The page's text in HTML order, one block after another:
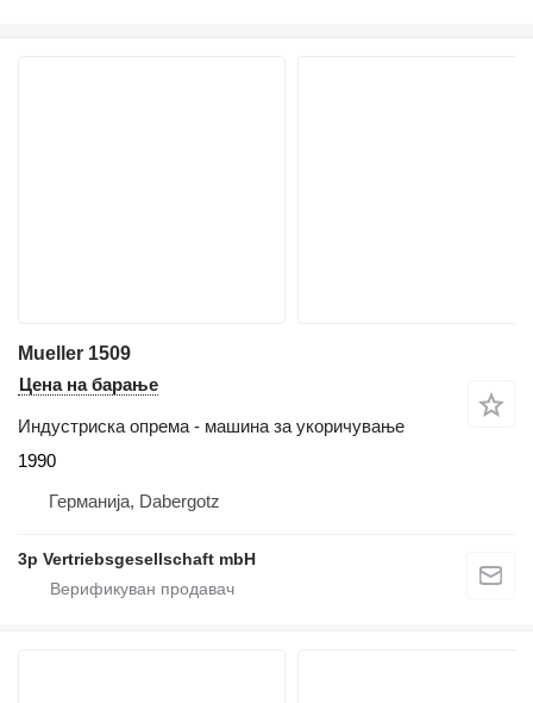
Mueller 1509
Цена на барање
Индустриска опрема - машина за укоричување
1990
Германија, Dabergotz
3p Vertriebsgesellschaft mbH